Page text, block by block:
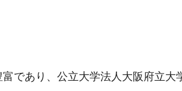
であり、公立大学法人大阪府立大